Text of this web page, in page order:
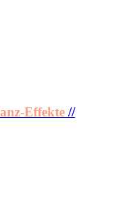
Effekte //